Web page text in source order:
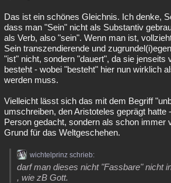
Das ist ein schönes Gleichnis. Ich denke,
dass man "Sein" nicht als Substantiv
als Verb, also "sein". Wenn man ist,
Sein transzendierende und
"ist" nicht, sondern "dauert", da sie jenseits
besteht - wobei "besteht" hier nun wirklich
werden muss.
Vielleicht lässt sich das mit dem Begriff
umschreiben, den Aristoteles geprägt hatte
Person gedacht, sondern als schon immer
Grund für das Weltgeschehen.
wichtelprinz schrieb:
darf man dieses nicht "Fassbare" nicht
, wie zB Gott.